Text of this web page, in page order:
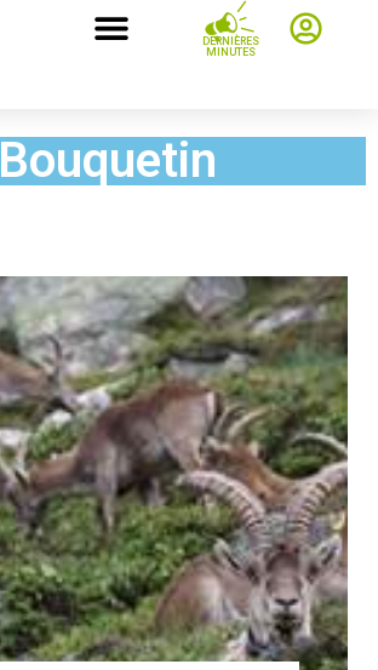
DERNIÈRES
MINUTES
Bouquetin